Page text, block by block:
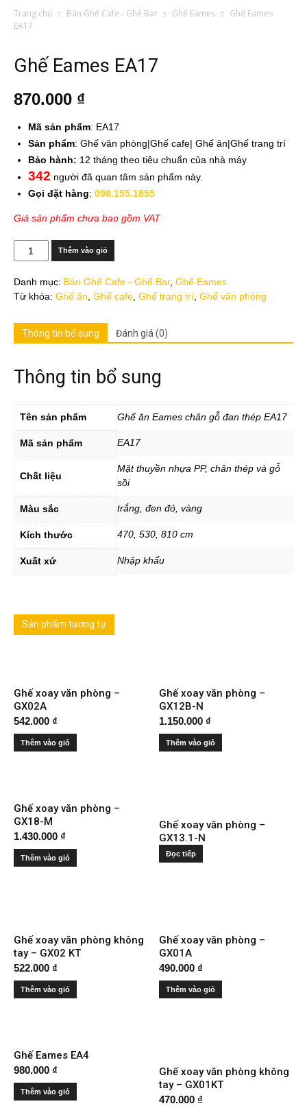
Trang chủ Bàn Ghế Cafe - Ghế Bar Ghế Eames
Ghế Eames
EA17
Ghế Eames EA17
870.000 ₫
Mã sản phẩm: EA17
Sản phẩm: Ghế văn phòng|Ghế cafe| Ghế ăn|Ghế trang trí
Bảo hành: 12 tháng theo tiêu chuẩn của nhà máy
342 người đã quan tâm sản phẩm này.
Gọi đặt hàng: 098.155.1855
Giá sản phẩm chưa bao gồm VAT
lượng
Thêm vào giỏ
Danh mục: Bàn Ghế Cafe - Ghế Bar, Ghế Eames
Từ khóa: Ghế ăn Ghế cafe Ghế trang trí Ghế văn phòng
Thông tin bổ sung Đánh giá (0)
Thông tin bổ sung
Tên sản phẩm Ghế ăn Eames chân gỗ đan thép EA17
Mã sản phẩm EA17
Chất liệu
Mặt thuyền nhựa PP, chân thép và gỗ
sồi
Màu sắc trắng, đen đỏ, vàng
Kích thước 470, 530, 810 cm
Xuất xứ Nhập khẩu
Sản phẩm tương tự
Ghế xoay văn phòng –
GX02A
542.000 ₫
Thêm vào giỏ
Ghế xoay văn phòng –
GX12B-N
1.150.000 ₫
Thêm vào giỏ
Ghế xoay văn phòng –
GX18-M
1.430.000 ₫
Thêm vào giỏ
Ghế xoay văn phòng –
GX13.1-N
Đọc tiếp
Ghế xoay văn phòng không
tay – GX02 KT
522.000 ₫
Thêm vào giỏ
Ghế xoay văn phòng –
GX01A
490.000 ₫
Thêm vào giỏ
Ghế Eames EA4
980.000 ₫
Thêm vào giỏ
Ghế xoay văn phòng không
tay – GX01KT
470.000 ₫